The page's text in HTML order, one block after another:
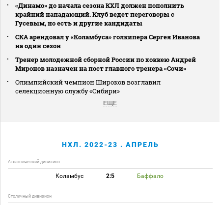
«Динамо» до начала сезона КХЛ должен пополнить
крайний нападающий. Клуб ведет переговоры с
Гусевым, но есть и другие кандидаты
СКА арендовал у «Коламбуса» голкипера Сергея Иванова
на один сезон
Тренер молодежной сборной России по хоккею Андрей
Миронов назначен на пост главного тренера «Сочи»
Олимпийский чемпион Широков возглавил
селекционную службу «Сибири»
ЕЩЕ
НХЛ. 2022-23 . АПРЕЛЬ
Атлантический дивизион
Коламбус 2:5 Баффало
Столичный дивизион